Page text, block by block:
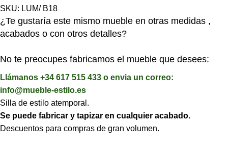
SKU: LUM/ B18
¿Te gustaría este mismo mueble en otras medidas ,
acabados o con otros detalles?
No te preocupes fabricamos el mueble que desees:
Llámanos +34 617 515 433 o envia un correo:
info@mueble-estilo.es
Silla de estilo atemporal.
Se puede fabricar y tapizar en cualquier acabado.
Descuentos para compras de gran volumen.